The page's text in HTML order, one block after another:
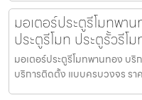
มอเตอร์ประตูรีโมทพา
ประตูรีโมท ประตูรั้วรีโ
มอเตอร์ประตูรีโมทพานทอง บริ
บริการติดตั้ง แบบครบวงจร รา